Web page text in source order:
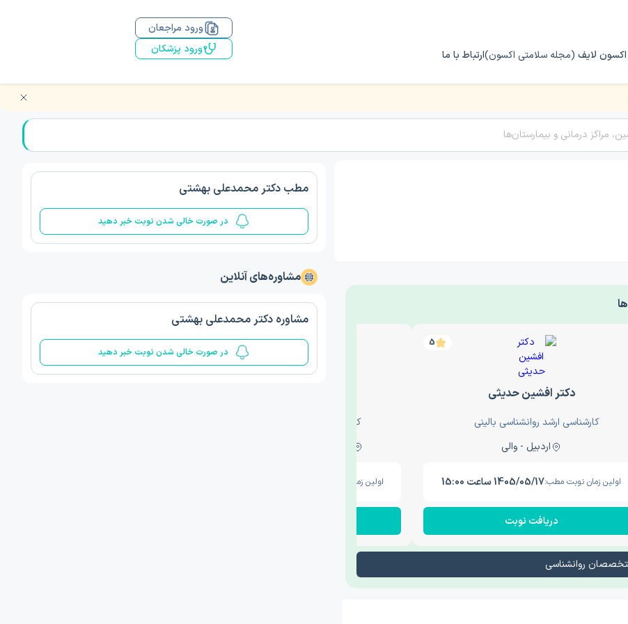
اکسون لایف (مجله سلامتی اکسون)ارتباط با ما
ورود مراجعان
ورود پزشکان
5
دکتر افشین حدیثی
کارشناسی ارشد روانشناسی بالینی
اردبیل - والی
اولین زمان نوبت مطب:1405/05/17 ساعت 15:00
دریافت نوبت
5
کارشناسی ارشد روانشناسی بالینی
اولین زمان نوبت مطب:
روانشناسی
مطب دکتر محمدعلی بهشتی
در صورت خالی شدن نوبت خبر دهید
مشاوره‌های آنلاین
مشاوره دکتر محمدعلی بهشتی
در صورت خالی شدن نوبت خبر دهید